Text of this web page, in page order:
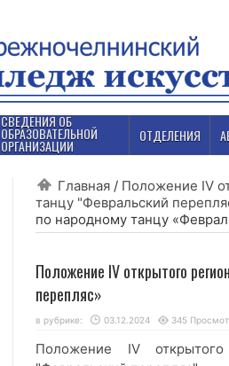
СВЕДЕНИЯ ОБ
ОБРАЗОВАТЕЛЬНОЙ
ОРГАНИЗАЦИИ
ОТДЕЛЕНИЯ
Главная / Положение IV
танцу "Февральский
по народному танцу
Положение IV открытого
перепляc»
в рубрике: 03.12.2024 345
Положение IV